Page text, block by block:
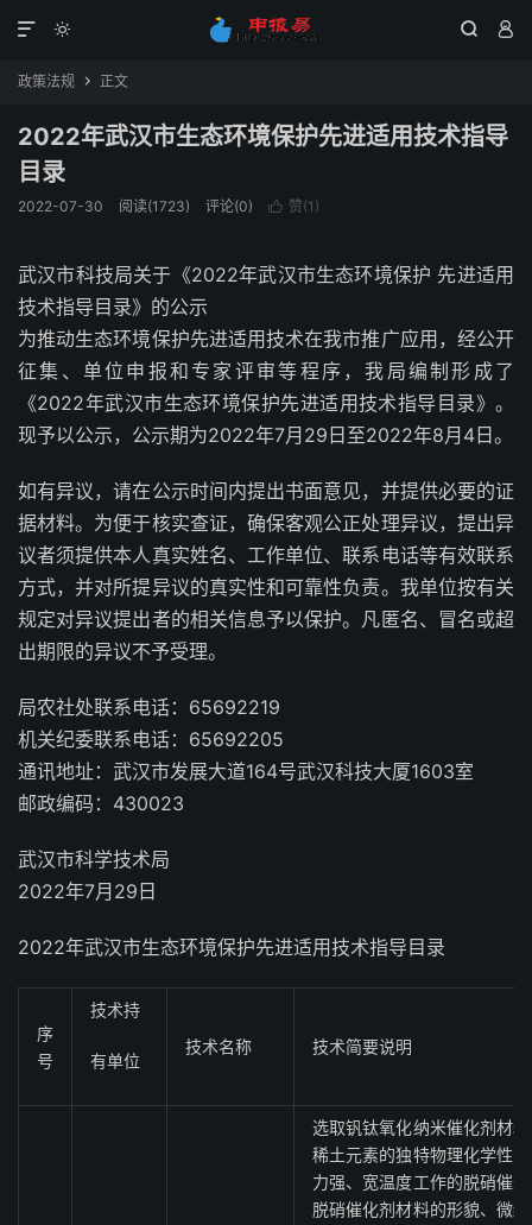
  

政策法规  正文
2022年武汉市生态环境保护先进适用技术指导
目录
2022-07-30 阅读(1723) 评论(0)  赞(1 )
武汉市科技局关于《2022年武汉市生态环境保护 先进适用
技术指导目录》的公示
为推动生态环境保护先进适用技术在我市推广应用，经公开
征集、单位申报和专家评审等程序，我局编制形成了
《2022年武汉市生态环境保护先进适用技术指导目录》。
现予以公示，公示期为2022年7月29日至2022年8月4日。
如有异议，请在公示时间内提出书面意见，并提供必要的证
据材料。为便于核实查证，确保客观公正处理异议，提出异
议者须提供本人真实姓名、工作单位、联系电话等有效联系
方式，并对所提异议的真实性和可靠性负责。我单位按有关
规定对异议提出者的相关信息予以保护。凡匿名、冒名或超
出期限的异议不予受理。
局农社处联系电话：65692219
机关纪委联系电话：65692205
通讯地址：武汉市发展大道164号武汉科技大厦1603室
邮政编码：430023
武汉市科学技术局
2022年7月29日
2022年武汉市生态环境保护先进适用技术指导目录
序
号
技术持
有单位
技术名称 技术简要说明
选取钒钛氧化纳米催化剂材
稀土元素的独特物理化学性
力强、宽温度工作的脱硝催
脱硝催化剂材料的形貌、微